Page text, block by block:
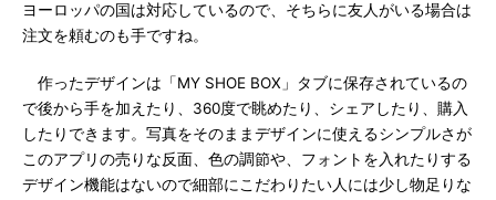
ヨーロッパの国は対応しているので、そちらに友人がいる場合は
注文を頼むのも手ですね。
作ったデザインは「MY SHOE BOX」タブに保存されているの
で後から手を加えたり、360度で眺めたり、シェアしたり、購入
したりできます。写真をそのままデザインに使えるシンプルさが
このアプリの売りな反面、色の調節や、フォントを入れたりする
デザイン機能はないので細部にこだわりたい人には少し物足りな